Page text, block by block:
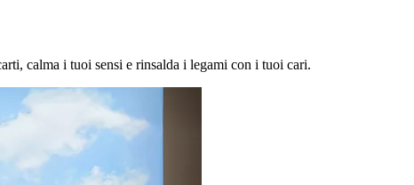
calma i tuoi sensi e rinsalda i legami con i tuoi cari.